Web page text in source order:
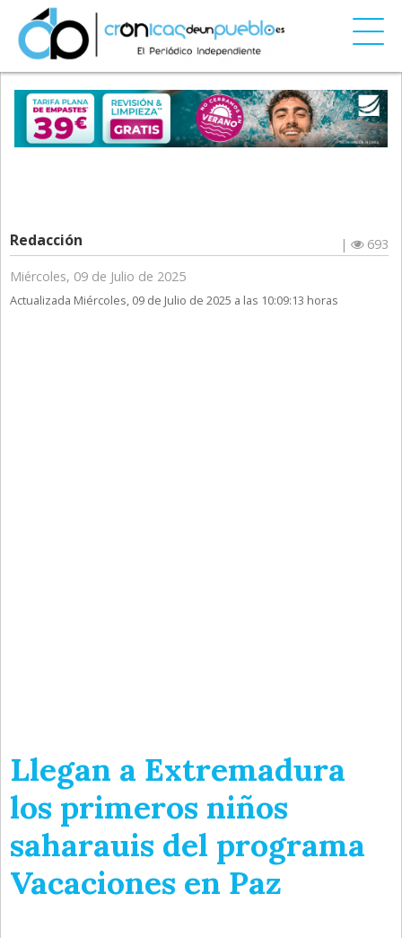
Redacción |
693
Miércoles, 09 de Julio de 2025
Actualizada Miércoles, 09 de Julio de 2025 a las 10:09:13 horas
Llegan a Extremadura
los primeros niños
saharauis del programa
Vacaciones en Paz